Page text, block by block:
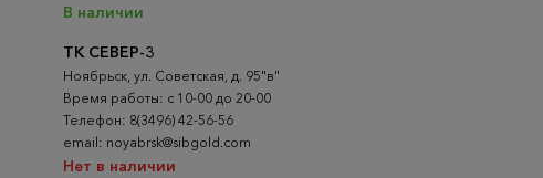
ТК СЕВЕР-3
Ноябрьск, ул. Советская, д. 95"в"
Время работы: с 10-00 до 20-00
Телефон: 8(3496) 42-56-56
email: noyabrsk@sibgold.com
Нет в наличии
В наличии